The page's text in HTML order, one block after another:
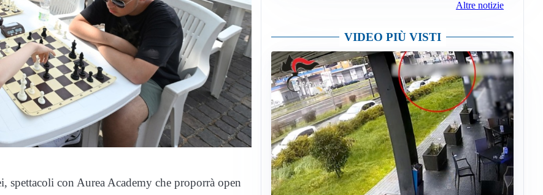
spettacoli con Aurea Academy che proporrà open
Altre notizie
VIDEO PIÙ VISTI